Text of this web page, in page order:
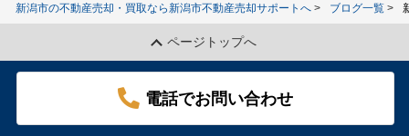
新潟市の不動産売却・買取なら新潟市不動産売却サポートへ ブログ一覧
ページトップへ
電話でお問い合わせ